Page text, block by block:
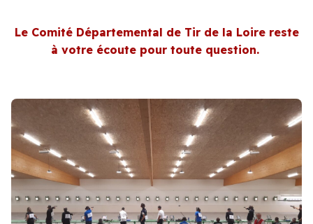
Le Comité Départemental de Tir de la Loire reste
à votre écoute pour toute question.